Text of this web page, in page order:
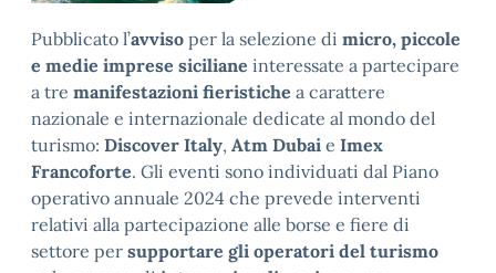
Pubblicato l’avviso per la selezione di micro, piccole
e medie imprese siciliane interessate a partecipare
a tre manifestazioni fieristiche a carattere
nazionale e internazionale dedicate al mondo del
turismo: Discover Italy, Atm Dubai e Imex
Francoforte. Gli eventi sono individuati dal Piano
operativo annuale 2024 che prevede interventi
relativi alla partecipazione alle borse e fiere di
settore per supportare gli operatori del turismo